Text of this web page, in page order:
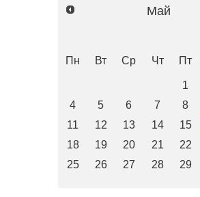
Май
Пн Вт Ср Чт Пт
1
4
5 6 7 8
11
12 13 14 15
18
19 20 21 22
25
26 27 28 29